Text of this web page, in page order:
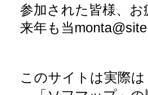
参加された皆様、
来年も当
このサイトは実際